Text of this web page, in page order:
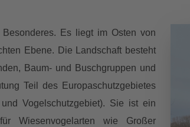
Es liegt im Osten von
Ebene. Die Landschaft besteht
Baum- und Buschgruppen und
Teil des Europaschutzgebietes
Vogelschutzgebiet). Sie ist ein
Wiesenvogelarten wie Großer